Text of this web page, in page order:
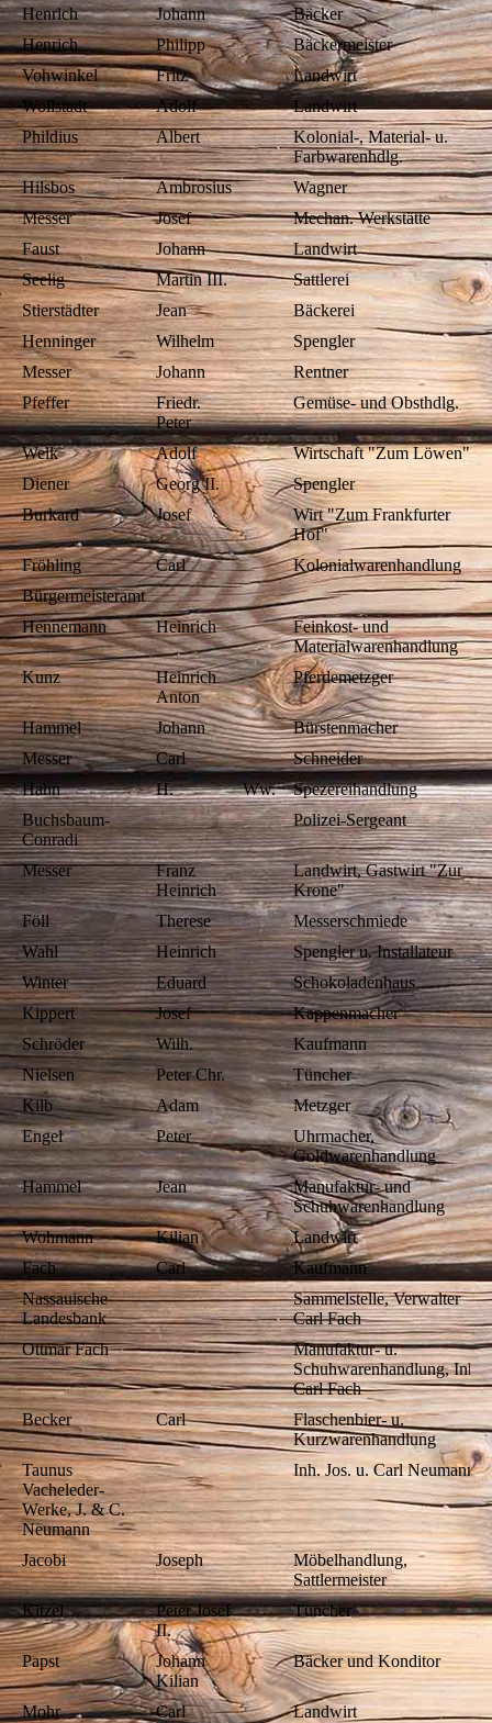
Henrich Johann
Bäcker
Henrich
Philipp
Bäckermeister
Vohwinkel
Fritz
Landwirt
Wollstadt
Adolf
Landwirt
Phildius
Albert
Kolonial-, Material- u.
Farbwarenhdlg.
Hilsbos
Ambrosius
Wagner
Messer
Josef
Mechan. Werkstätte
Faust
Johann
Landwirt
Seelig
Martin III.
Sattlerei
Stierstädter
Jean
Bäckerei
Henninger
Wilhelm
Spengler
Messer
Johann
Rentner
Pfeffer
Friedr.
Peter
Gemüse- und Obsthdlg.
Welk Adolf
Wirtschaft "Zum Löwen"
Diener
Georg II.
Spengler
Burkard
Josef
Wirt "Zum Frankfurter
Hof"
Fröhling
Carl
Kolonialwarenhandlung
Bürgermeisteramt
Hennemann
Heinrich
Feinkost- und
Materialwarenhandlung
Kunz
Heinrich
Anton
Pferdemetzger
Hammel Johann
Bürstenmacher
Messer
Carl
Schneider
Hahn
H. Ww.
Spezereihandlung
Buchsbaum-
Conradi
Polizei-Sergeant
Messer
Franz
Heinrich
Landwirt, Gastwirt "Zur
Krone"
Föll
Therese
Messerschmiede
Wahl
Heinrich
Spengler u. Installateur
Winter
Eduard
Schokoladenhaus
Kippert
Josef
Kappenmacher
Schröder
Wilh.
Kaufmann
Nielsen
Peter Chr.
Tüncher
Kilb
Adam
Metzger
Engel
Peter
Uhrmacher,
Goldwarenhandlung
Hammel
Jean
Manufaktur- und
Schuhwarenhandlung
Wohmann
Kilian
Landwirt
Fach
Carl
Kaufmann
Nassauische
Landesbank
Sammelstelle, Verwalter
Carl Fach
Ottmar Fach
Manufaktur- u.
Schuhwarenhandlung, Inh.
Carl Fach
Becker
Carl
Flaschenbier- u.
Kurzwarenhandlung
Taunus
Vacheleder-
Werke, J. & C.
Neumann
Inh. Jos. u. Carl Neumann
Jacobi Joseph
Möbelhandlung,
Sattlermeister
Kitzel
Peter Josef
II.
Tüncher
Papst
Johann
Kilian
Bäcker und Konditor
Mohr Carl
Landwirt